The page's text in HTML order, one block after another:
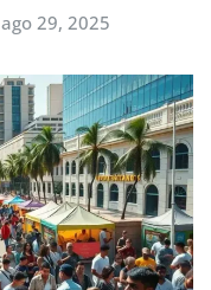
ago 29, 2025